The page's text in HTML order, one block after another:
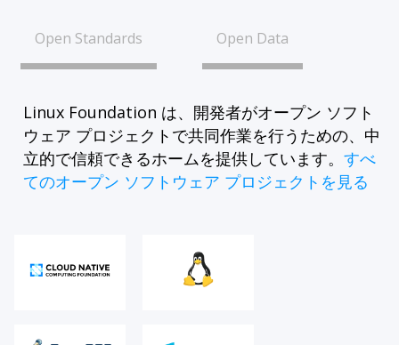
Open Standards Open Data
Linux Foundation は、開発者がオープン ソフト
ウェア プロジェクトで共同作業を行うための、中
立的で信頼できるホームを提供しています。 すべ
てのオープン ソフトウェア プロジェクトを見る